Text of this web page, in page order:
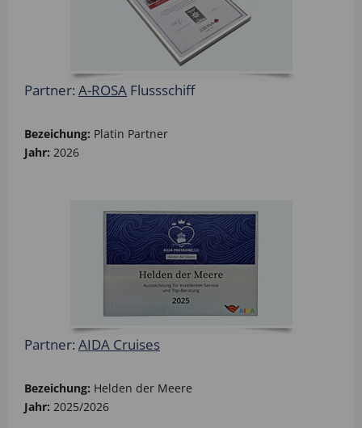
Partner: A-ROSA Flussschiff
Bezeichung: Platin Partner
Jahr: 2026
Partner: AIDA Cruises
Bezeichung: Helden der Meere
Jahr: 2025/2026